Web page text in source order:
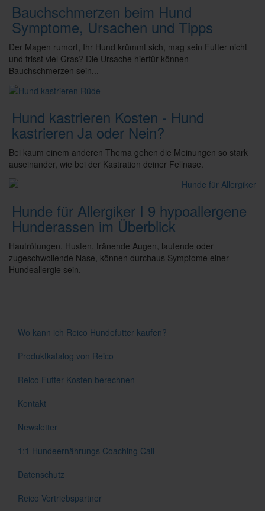
Bauchschmerzen beim Hund
Symptome, Ursachen und Tipps
Der Magen rumort, Ihr Hund krümmt sich, mag sein Futter nicht
und frisst viel Gras? Die Ursache hierfür können
Bauchschmerzen sein...
Hund kastrieren Kosten - Hund
kastrieren Ja oder Nein?
Bei kaum einem anderen Thema gehen die Meinungen so stark
auseinander, wie bei der Kastration deiner Fellnase.
Hunde für Allergiker I 9 hypoallergene
Hunderassen im Überblick
Hautrötungen, Husten, tränende Augen, laufende oder
zugeschwollende Nase, können durchaus Symptome einer
Hundeallergie sein.
Wo kann ich Reico Hundefutter kaufen?
Produktkatalog von Reico
Reico Futter Kosten berechnen
Kontakt
Newsletter
1:1 Hundeernährungs Coaching Call
Datenschutz
Reico Vertriebspartner